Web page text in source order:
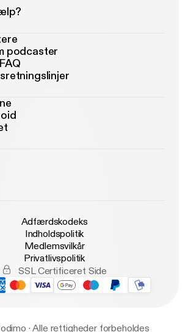
podcaster
Adfærdskodeks
Indholdspolitik
Medlemsvilkår
Privatlivspolitik
SSL Certificeret Side
· Alle rettigheder forbeholdes